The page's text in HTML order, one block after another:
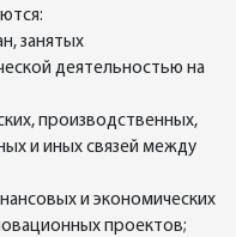
занятых
деятельностью на
производственных,
и иных связей между
и экономических
проектов;